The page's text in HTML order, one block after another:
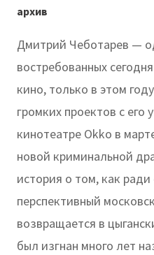
архив
Дмитрий Чеботарев —
востребованных
кино, только в этом
громких проектов с его
кинотеатре Okko в
новой криминальной
история о том, как
перспективный
возвращается в
был изгнан много лет